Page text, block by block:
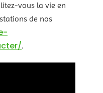
vous la vie en
de nos
.